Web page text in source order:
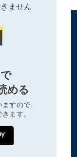
ません
める
すので、
ます。